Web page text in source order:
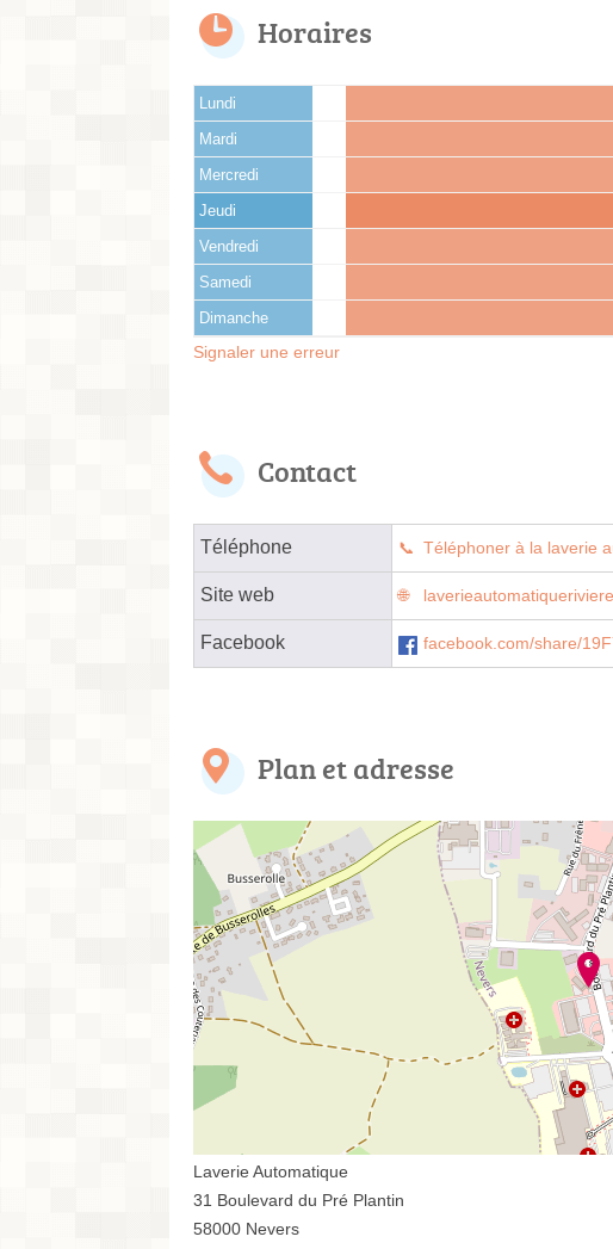
Horaires
Lundi
Mardi
Mercredi
Jeudi
Vendredi
Samedi
Dimanche
Signaler une erreur
Contact
Téléphone Téléphoner à la laverie
Site web
Facebook facebook.com/share/
Plan et adresse
Laverie Automatique
31 Boulevard du Pré Plantin
58000 Nevers